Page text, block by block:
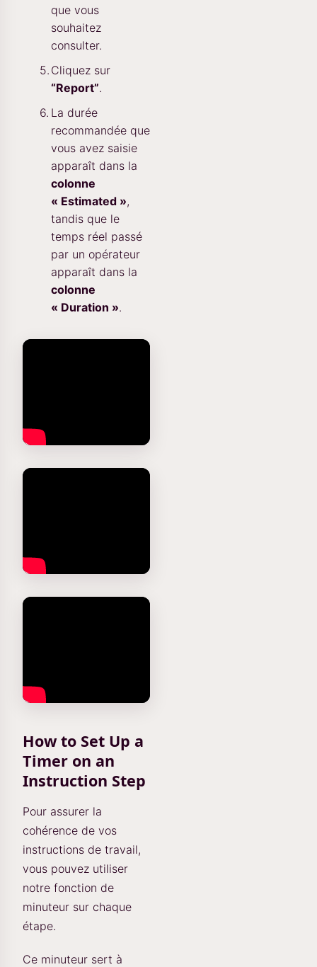
que vous
souhaitez
consulter.
Cliquez sur
“Report”.
La durée
recommandée que
vous avez saisie
apparaît dans la
colonne
« Estimated »,
tandis que le
temps réel passé
par un opérateur
apparaît dans la
colonne
« Duration ».
How to Set Up a
Timer on an
Instruction Step
Pour assurer la
cohérence de vos
instructions de travail,
vous pouvez utiliser
notre fonction de
minuteur sur chaque
étape.
Ce minuteur sert à